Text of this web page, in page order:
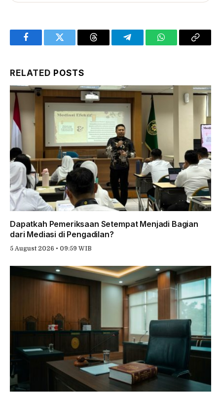
FacebookTwitter Threads TelegramWhatsAppCopy
RELATED POSTS
Dapatkah Pemeriksaan Setempat Menjadi Bagian
dari Mediasi di Pengadilan?
5 August 2026 • 09:59 WIB